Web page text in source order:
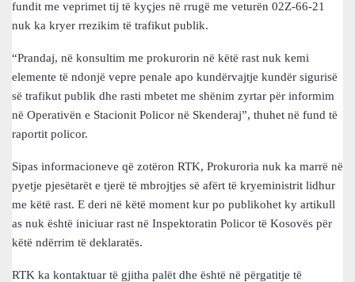
fundit me veprimet tij të kyçjes në rrugë me veturën 02Z-66-21
nuk ka kryer rrezikim të trafikut publik.
“Prandaj, në konsultim me prokurorin në këtë rast nuk kemi
elemente të ndonjë vepre penale apo kundërvajtje kundër sigurisë
së trafikut publik dhe rasti mbetet me shënim zyrtar për informim
në Operativën e Stacionit Policor në Skenderaj”, thuhet në fund të
raportit policor.
Sipas informacioneve që zotëron RTK, Prokuroria nuk ka marrë në
pyetje pjesëtarët e tjerë të mbrojtjes së afërt të kryeministrit lidhur
me këtë rast. E deri në këtë moment kur po publikohet ky artikull
as nuk është iniciuar rast në Inspektoratin Policor të Kosovës për
këtë ndërrim të deklaratës.
RTK ka kontaktuar të gjitha palët dhe është në përgatitje të